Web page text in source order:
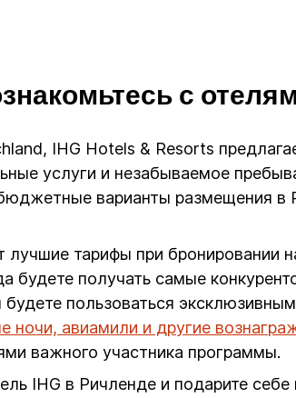
с
IHG Hotels & Resorts
услуги и незабываемое
варианты размещения в
лучшие тарифы при
будете получать самые
будете пользоваться
ночи, авиамили и другие
важного участника программы.
IHG в Ричленде и подарите